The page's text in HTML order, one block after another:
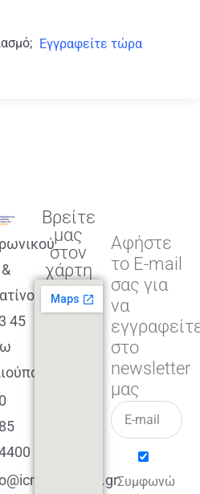
Εγγραφείτε τώρα
45
Βρείτε
μας
στον
χάρτη
Αφήστε
το E-mail
σας για
να
στο
newsletter
μας
Συμφωνώ